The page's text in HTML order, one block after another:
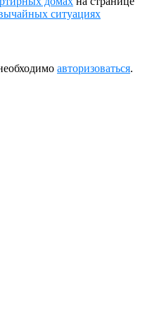
ситуациях
авторизоваться.